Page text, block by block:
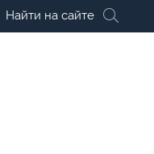
Найти на сайте